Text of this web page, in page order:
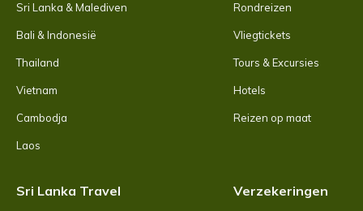
Sri Lanka & Malediven
Bali & Indonesië
Thailand
Vietnam
Cambodja
Laos
Rondreizen
Vliegtickets
Tours & Excursies
Hotels
Reizen op maat
Sri Lanka Travel Verzekeringen